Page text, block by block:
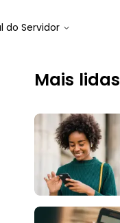
do Servidor
Mais lidas